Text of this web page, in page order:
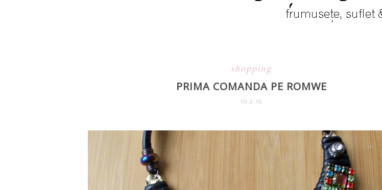
shopping
PRIMA COMANDA PE ROMWE
10.2.15